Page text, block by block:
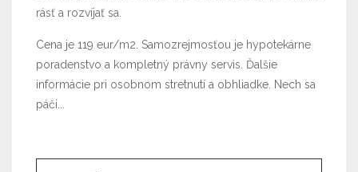
rásť a rozvíjať sa.
Cena je 119 eur/m2. Samozrejmosťou je hypotekárne
poradenstvo a kompletný právny servis. Ďalšie
informácie pri osobnom stretnutí a obhliadke. Nech sa
páči...